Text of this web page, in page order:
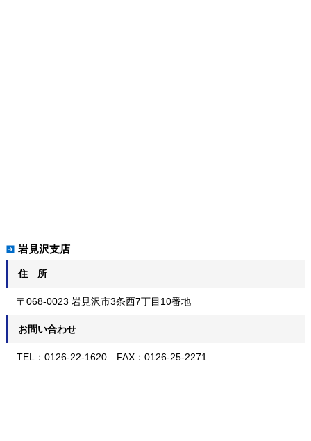
岩見沢支店
住 所
〒068-0023 岩見沢市3条西7丁目10番地
お問い合わせ
TEL：0126-22-1620 FAX：0126-25-2271